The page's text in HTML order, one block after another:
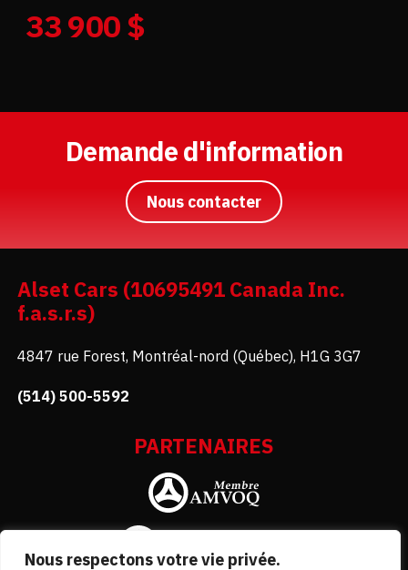
Nous respectons votre vie privée.
33 900 $
Demande d'information
Nous contacter
Alset Cars (10695491 Canada Inc.
f.a.s.r.s)
4847 rue Forest, Montréal-nord (Québec), H1G 3G7
(514) 500-5592
PARTENAIRES